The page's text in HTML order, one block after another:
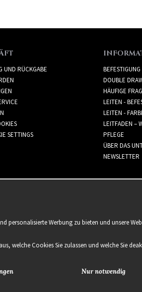
UND RÜCKGABE
SETTINGS
DOUBLE
HÄUFIGE
LEITEN -
LEITEN -
LEITFADEN –
PFLEGE
ÜBER DAS
NEWSLETTER
2021 Delightful Hair
personalisierte Werbung zu bieten und unsere
welche Cookies Sie zulassen und welche Sie
Nur notwendig